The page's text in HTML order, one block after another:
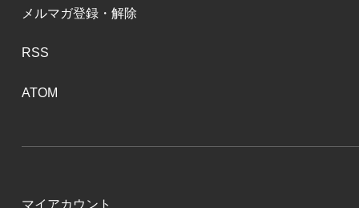
メルマガ登録・解除
RSS
ATOM
マイアカウント